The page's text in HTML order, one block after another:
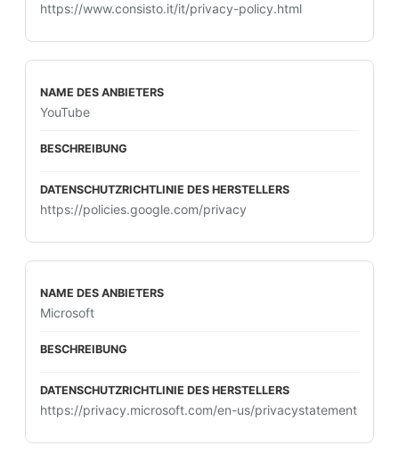
https://www.consisto.it/it/privacy-policy.html
YouTube
https://policies.google.com/privacy
Microsoft
https://privacy.microsoft.com/en-us/privacystatement